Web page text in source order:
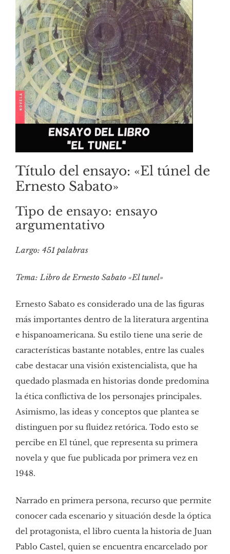
Título del ensayo: «El túnel de
Ernesto Sabato»
Tipo de ensayo: ensayo
argumentativo
Largo: 451 palabras
Tema: Libro de Ernesto Sabato «El tunel»
Ernesto Sabato es considerado una de las figuras
más importantes dentro de la literatura argentina
e hispanoamericana. Su estilo tiene una serie de
características bastante notables, entre las cuales
cabe destacar una visión existencialista, que ha
quedado plasmada en historias donde predomina
la ética conflictiva de los personajes principales.
Asimismo, las ideas y conceptos que plantea se
distinguen por su fluidez retórica. Todo esto se
percibe en El túnel, que representa su primera
novela y que fue publicada por primera vez en
1948.
Narrado en primera persona, recurso que permite
conocer cada escenario y situación desde la óptica
del protagonista, el libro cuenta la historia de Juan
Pablo Castel, quien se encuentra encarcelado por